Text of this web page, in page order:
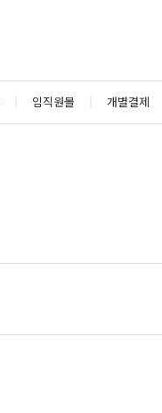
임직원몰 개별결제